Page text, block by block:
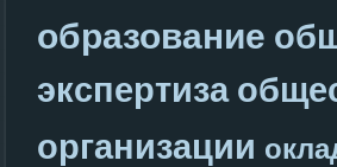
образование
экспертиза
организации